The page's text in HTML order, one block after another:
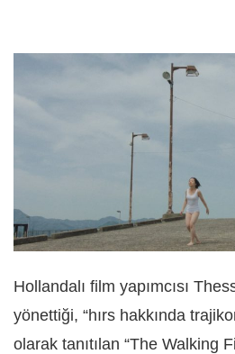
Hollandalı film yapımcısı
yönettiği, “hırs hakkında
olarak tanıtılan “The Walking